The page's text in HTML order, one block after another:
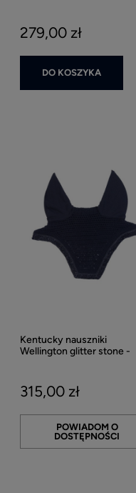
279,00 zł
DO KOSZYKA
Kentucky nauszniki
Wellington glitter stone -
315,00 zł
POWIADOM O
DOSTĘPNOŚCI